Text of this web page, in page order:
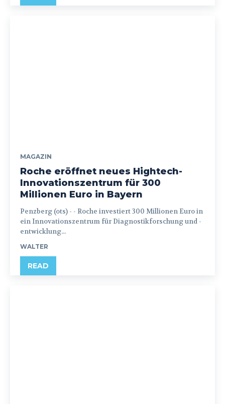
MAGAZIN
Roche eröffnet neues Hightech-
Innovationszentrum für 300
Millionen Euro in Bayern
Penzberg (ots) - - Roche investiert 300 Millionen Euro in
ein Innovationszentrum für Diagnostikforschung und -
entwicklung...
WALTER
READ